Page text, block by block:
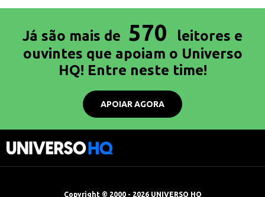
Já são mais de 570
leitores e
ouvintes que apoiam o Universo
HQ! Entre neste time!
APOIAR AGORA
Copyright © 2000 - 2026 UNIVERSO HQ